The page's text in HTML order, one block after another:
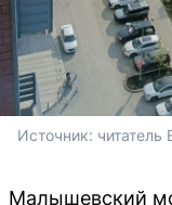
Источник: читатель
Малышевский